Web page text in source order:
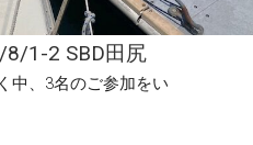
8/1-2 SBD田尻
中、3名のご参加をい